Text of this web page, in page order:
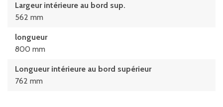
Largeur intérieure au bord sup.
562 mm
longueur
800 mm
Longueur intérieure au bord supérieur
762 mm